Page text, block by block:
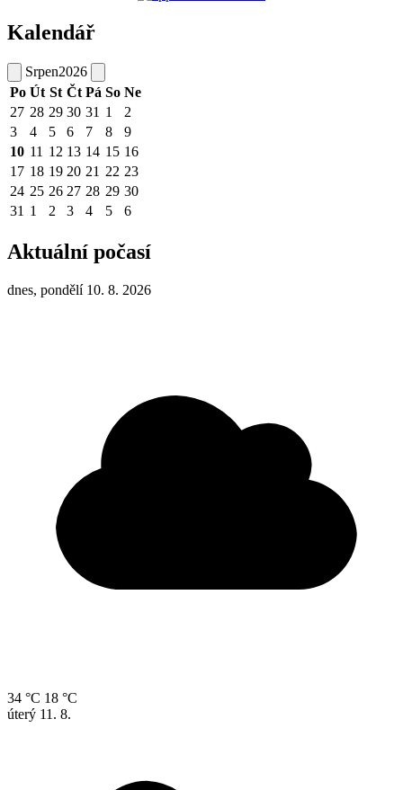
Kalendář
Srpen2026
Po Út St Čt Pá So Ne
27 28 29 30 31 1
2
3
4 5 6 7 8
9
10 11 12 13 14 15 16
17 18 19 20 21 22 23
24 25 26 27 28 29 30
31 1 2 3 4 5 6
Aktuální počasí
dnes, pondělí 10. 8. 2026
34 °C 18 °C
úterý 11. 8.